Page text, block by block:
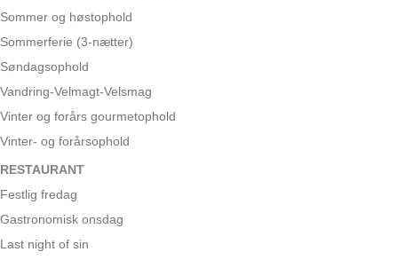
Sommer og høstophold
Sommerferie (3-nætter)
Søndagsophold
Vandring-Velmagt-Velsmag
Vinter og forårs gourmetophold
Vinter- og forårsophold
RESTAURANT
Festlig fredag
Gastronomisk onsdag
Last night of sin